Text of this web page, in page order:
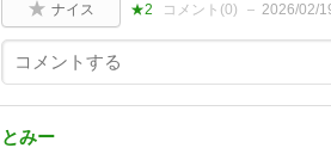
ナイス ★2 コメント(0) 2026/02/
とみー